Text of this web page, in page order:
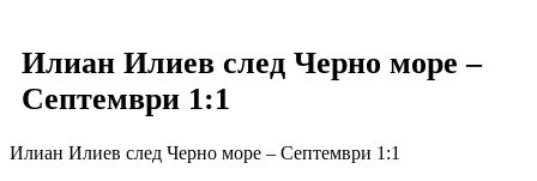
Илиан Илиев след Черно море –
Септември 1:1
Илиан Илиев след Черно море – Септември 1:1